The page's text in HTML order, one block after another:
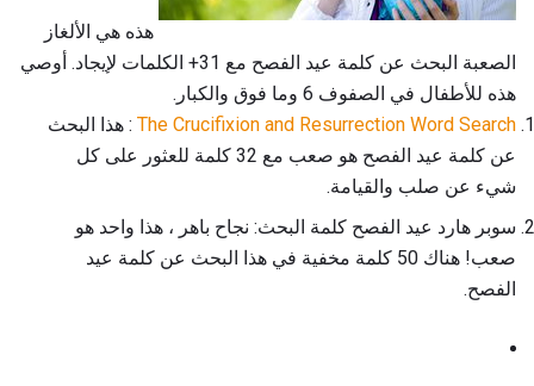
هذه هي الألغاز
الصعبة البحث عن كلمة عيد الفصح مع 31+ الكلمات لإيجاد. أوصي
هذه للأطفال في الصفوف 6 وما فوق والكبار.
The Crucifixion and Resurrection Word Search : هذا البحث
عن كلمة عيد الفصح هو صعب مع 32 كلمة للعثور على كل
شيء عن صلب والقيامة.
سوبر هارد عيد الفصح كلمة البحث: نجاح باهر ، هذا واحد هو
صعب! هناك 50 كلمة مخفية في هذا البحث عن كلمة عيد
الفصح.